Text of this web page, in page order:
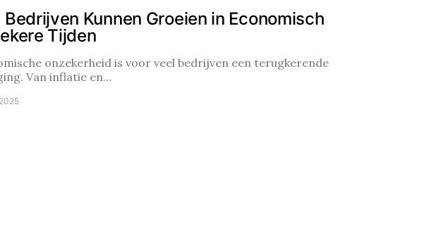
Bedrijven Kunnen Groeien in Economisch
Tijden
onzekerheid is voor veel bedrijven een terugkerende
Van inflatie en…